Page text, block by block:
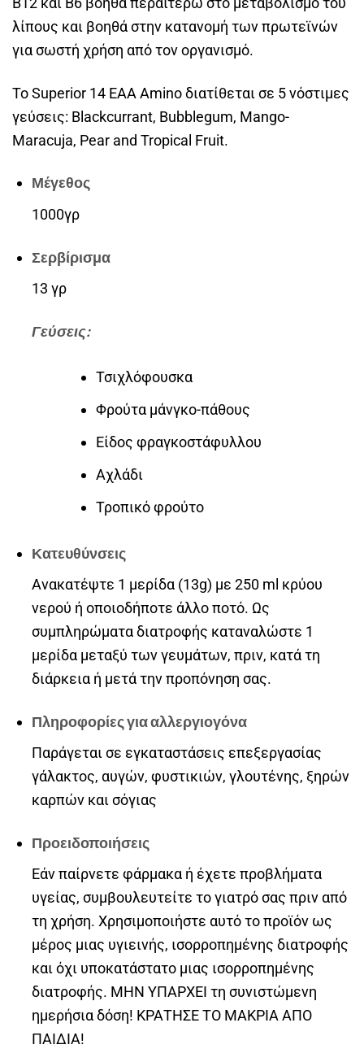
λίπους και βοηθά στην κατανομή των πρωτεϊνών
για σωστή χρήση από τον οργανισμό.
Το Superior 14 EAA Amino διατίθεται σε 5 νόστιμες
γεύσεις: Blackcurrant, Bubblegum, Mango-
Maracuja, Pear and Tropical Fruit.
Μέγεθος
1000γρ
Σερβίρισμα
13 γρ
Γεύσεις:
Τσιχλόφουσκα
Φρούτα μάνγκο-πάθους
Είδος φραγκοστάφυλλου
Αχλάδι
Τροπικό φρούτο
Κατευθύνσεις
Ανακατέψτε 1 μερίδα (13g) με 250 ml κρύου
νερού ή οποιοδήποτε άλλο ποτό. Ως
συμπληρώματα διατροφής καταναλώστε 1
μερίδα μεταξύ των γευμάτων, πριν, κατά τη
διάρκεια ή μετά την προπόνηση σας.
Πληροφορίες για αλλεργιογόνα
Παράγεται σε εγκαταστάσεις επεξεργασίας
γάλακτος, αυγών, φυστικιών, γλουτένης, ξηρών
καρπών και σόγιας
Προειδοποιήσεις
Εάν παίρνετε φάρμακα ή έχετε προβλήματα
υγείας, συμβουλευτείτε το γιατρό σας πριν από
τη χρήση. Χρησιμοποιήστε αυτό το προϊόν ως
μέρος μιας υγιεινής, ισορροπημένης διατροφής
και όχι υποκατάστατο μιας ισορροπημένης
διατροφής. ΜΗΝ ΥΠΑΡΧΕΙ τη συνιστώμενη
ημερήσια δόση! ΚΡΑΤΗΣΕ ΤΟ ΜΑΚΡΙΑ ΑΠΟ
ΠΑΙΔΙΑ!